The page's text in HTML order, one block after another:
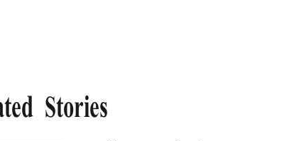
Stories